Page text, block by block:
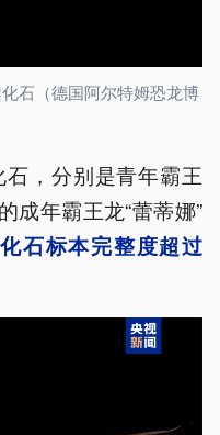
石（德国阿尔特姆恐龙博
，分别是青年霸王
成年霸王龙“蕾蒂娜”
石标本完整度超过